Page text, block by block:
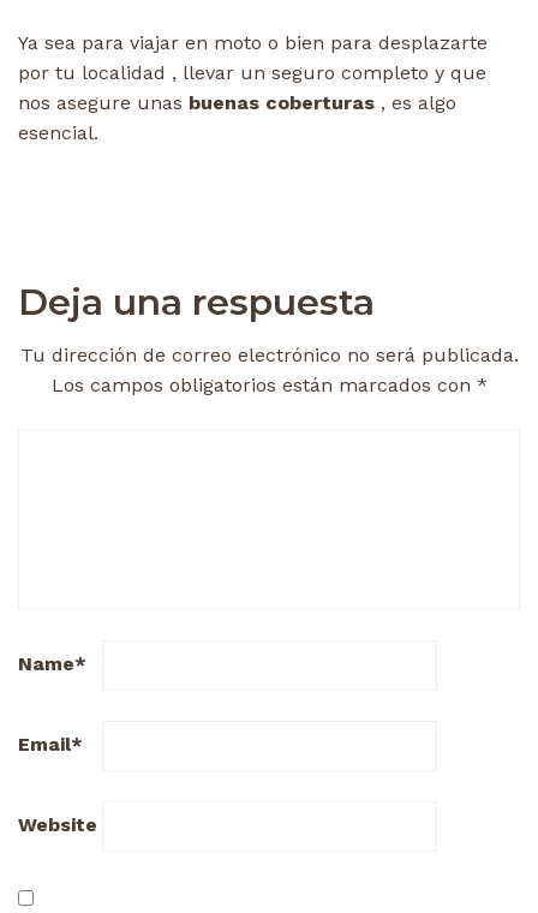
Ya sea para viajar en moto o bien para desplazarte
por tu localidad , llevar un seguro completo y que
nos asegure unas buenas coberturas , es algo
esencial.
Deja una respuesta
Tu dirección de correo electrónico no será publicada.
Los campos obligatorios están marcados con *
Name*
Email*
Website